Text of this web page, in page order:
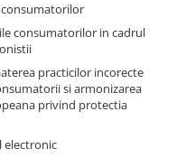
consumatorilor in cadrul
practicilor incorecte
si armonizarea
privind protectia
electronic